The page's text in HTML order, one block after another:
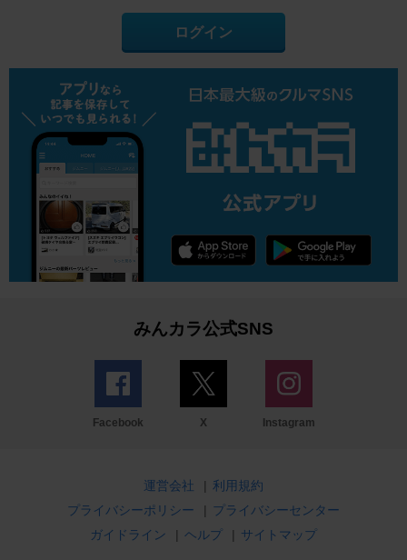
ログイン
みんカラ公式SNS
Facebook X Instagram
運営会社 | 利用規約
プライバシーポリシー
| プライバシーセンター
ガイドライン
| ヘルプ | サイトマップ